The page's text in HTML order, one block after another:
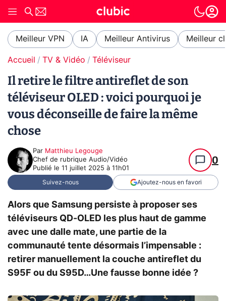
Meilleur VPN IA Meilleur Antivirus Meilleur
Accueil TV & Vidéo Téléviseur
Il retire le filtre antireflet de son
téléviseur OLED : voici pourquoi je
vous déconseille de faire la même
chose
Par Matthieu Legouge
Chef de rubrique Audio/Vidéo
Publié le 11 juillet 2025 à 11h01
0
Suivez-nous Ajoutez-nous en favori
Alors que Samsung persiste à proposer ses
téléviseurs QD-OLED les plus haut de gamme
avec une dalle mate, une partie de la
communauté tente désormais l’impensable :
retirer manuellement la couche antireflet du
S95F ou du S95D…Une fausse bonne idée ?